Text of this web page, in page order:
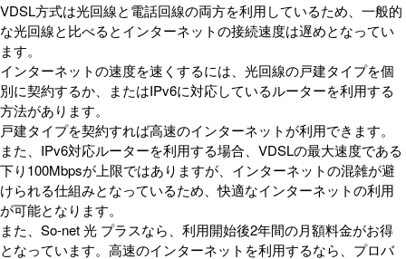
VDSL方式は光回線と電話回線の両方を利用しているため、一般的
な光回線と比べるとインターネットの接続速度は遅めとなってい
ます。
インターネットの速度を速くするには、光回線の戸建タイプを個
別に契約するか、またはIPv6に対応しているルーターを利用する
方法があります。
戸建タイプを契約すれば高速のインターネットが利用できます。
また、IPv6対応ルーターを利用する場合、VDSLの最大速度である
下り100Mbpsが上限ではありますが、インターネットの混雑が避
けられる仕組みとなっているため、快適なインターネットの利用
が可能となります。
また、So-net 光 プラスなら、利用開始後2年間の月額料金がお得
となっています。高速のインターネットを利用するなら、プロバ